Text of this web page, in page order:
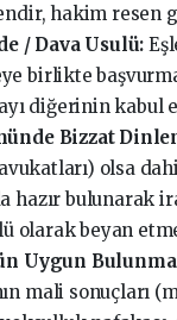
hakim resen
/ Dava Usulü:
birlikte
diğerinin kabul
Bizzat
olsa
hazır bulunarak
olarak beyan
Uygun
mali sonuçları